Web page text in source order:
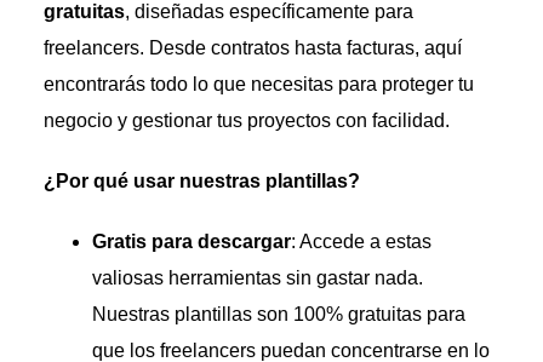
gratuitas, diseñadas específicamente para
freelancers. Desde contratos hasta facturas, aquí
encontrarás todo lo que necesitas para proteger tu
negocio y gestionar tus proyectos con facilidad.
¿Por qué usar nuestras plantillas?
Gratis para descargar: Accede a estas
valiosas herramientas sin gastar nada.
Nuestras plantillas son 100% gratuitas para
que los freelancers puedan concentrarse en lo